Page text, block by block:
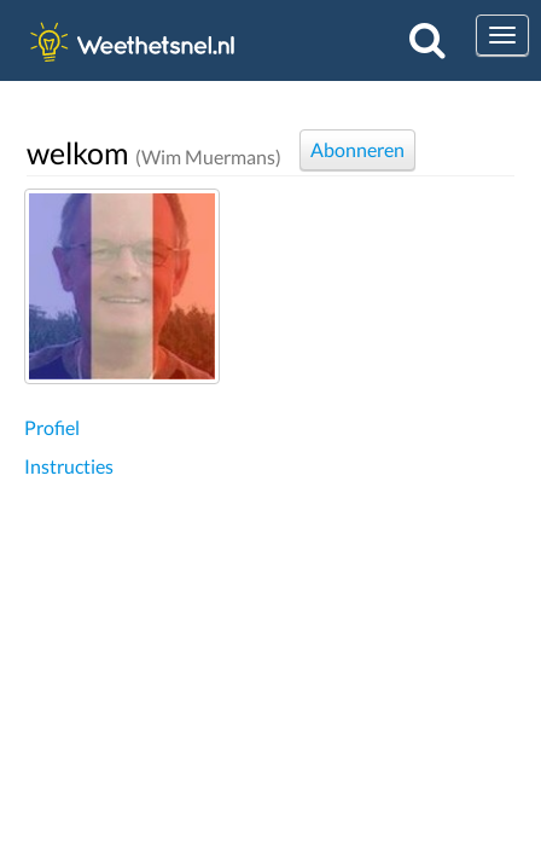
welkom (Wim Muermans) Abonneren
Profiel
Instructies